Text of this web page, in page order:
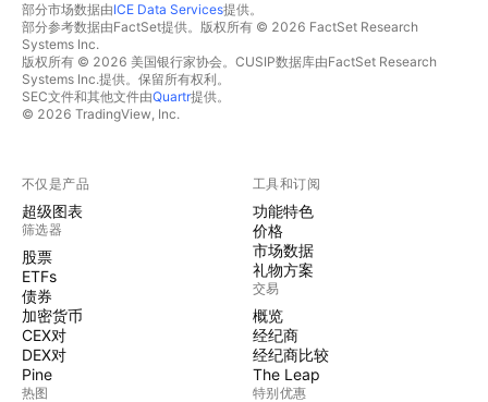
部分市场数据由ICE Data Services提供。
部分参考数据由FactSet提供。版权所有 © 2026 FactSet Research
Systems Inc.
版权所有 © 2026 美国银行家协会。CUSIP数据库由FactSet Research
Systems Inc.提供。保留所有权利。
SEC文件和其他文件由Quartr提供。
© 2026 TradingView, Inc.
不仅是产品
超级图表
筛选器
股票
ETFs
债券
加密货币
CEX对
DEX对
Pine
热图
工具和订阅
功能特色
价格
市场数据
礼物方案
交易
概览
经纪商
经纪商比较
The Leap
特别优惠